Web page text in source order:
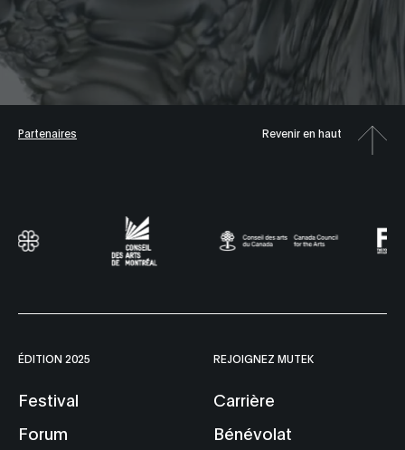
Partenaires Revenir en haut
ÉDITION 2025
Festival
Forum
REJOIGNEZ MUTEK
Carrière
Bénévolat